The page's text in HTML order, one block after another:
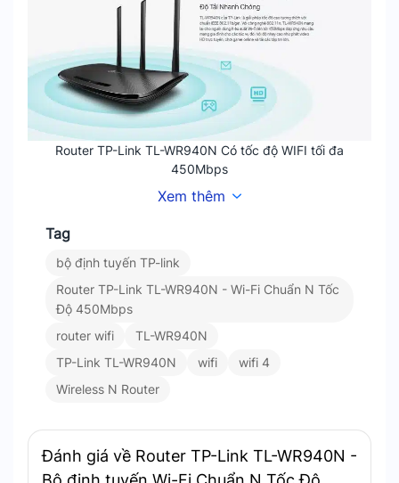
Router TP-Link TL-WR940N Có tốc độ WIFI tối đa
450Mbps
Link TL-WR940N mang đến sự linh hoạt với 3
chế độ hoạt động chính. Chế độ Router, Chế
độ Mở rộng sóng (Range Extender) và Chế
độ Điểm truy cập (Access Point).
Xem thêm
Tag
bộ định tuyến TP-link
Router TP-Link TL-WR940N - Wi-Fi Chuẩn N Tốc
Độ 450Mbps
router wifi
TL-WR940N
TP-Link TL-WR940N
wifi
wifi 4
Wireless N Router
Đánh giá về Router TP-Link TL-WR940N -